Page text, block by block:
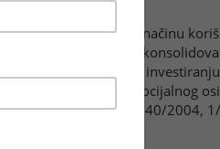
Član 12dPravilnika o načinu
odnosno drugih računa
načinu izveštavanja o
obaveznog socijalnog
3/2004, 140/2004,